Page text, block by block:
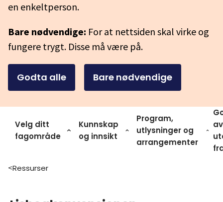
en enkeltperson.
Bare nødvendige: For at nettsiden skal virke og
fungere trygt. Disse må være på.
Godta alle Bare nødvendige
Velg ditt
fagområde
Kunnskap
og innsikt
Program,
utlysninger og
arrangementer
av
>Ressurser